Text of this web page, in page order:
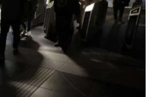
Üst Kurullar